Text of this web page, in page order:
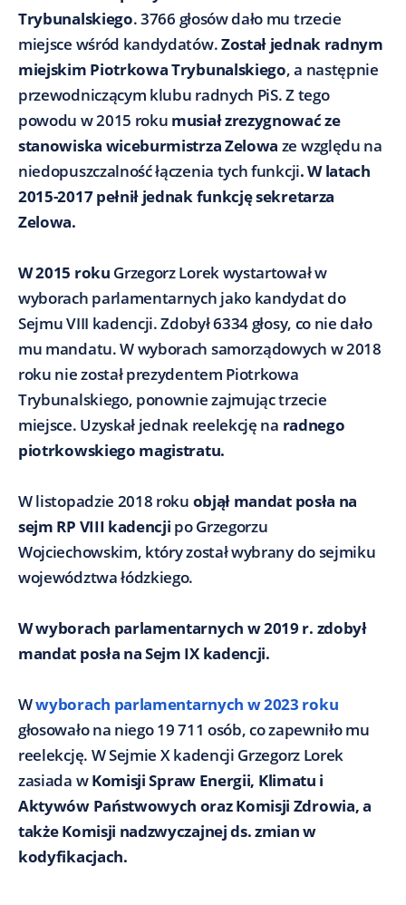
Trybunalskiego. 3766 głosów dało mu trzecie
miejsce wśród kandydatów.Został jednak radnym
miejskim Piotrkowa Trybunalskiego, a następnie
przewodniczącym klubu radnych PiS. Z tego
powodu w 2015 roku musiał zrezygnować ze
stanowiska wiceburmistrza Zelowa ze względu na
niedopuszczalność łączenia tych funkcji. W latach
2015-2017 pełnił jednak funkcję sekretarza
Zelowa.
W 2015 roku Grzegorz Lorek wystartował w
wyborach parlamentarnych jako kandydat do
Sejmu VIII kadencji. Zdobył 6334 głosy, co nie dało
mu mandatu. W wyborach samorządowych w 2018
roku nie został prezydentem Piotrkowa
Trybunalskiego, ponownie zajmując trzecie
miejsce. Uzyskał jednak reelekcję na radnego
piotrkowskiego magistratu.
W listopadzie 2018 roku objął mandat posła na
sejm RP VIII kadencji po Grzegorzu
Wojciechowskim, który został wybrany do sejmiku
województwa łódzkiego.
W wyborach parlamentarnych w 2019 r. zdobył
mandat posła na Sejm IX kadencji.
Wwyborach parlamentarnych w 2023 roku
głosowało na niego 19 711 osób, co zapewniło mu
reelekcję. W Sejmie X kadencji Grzegorz Lorek
zasiada wKomisji Spraw Energii, Klimatu i
Aktywów Państwowych oraz Komisji Zdrowia, a
także Komisji nadzwyczajnej ds. zmian w
kodyfikacjach.